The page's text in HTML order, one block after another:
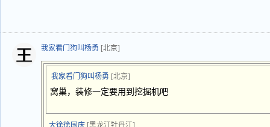
我家看门狗叫杨勇 [北京]
我家看门狗叫杨勇 [北京]
窝巢，装修一定要用到挖掘机吧
大徐徐国庆 [黑龙江牡丹江]